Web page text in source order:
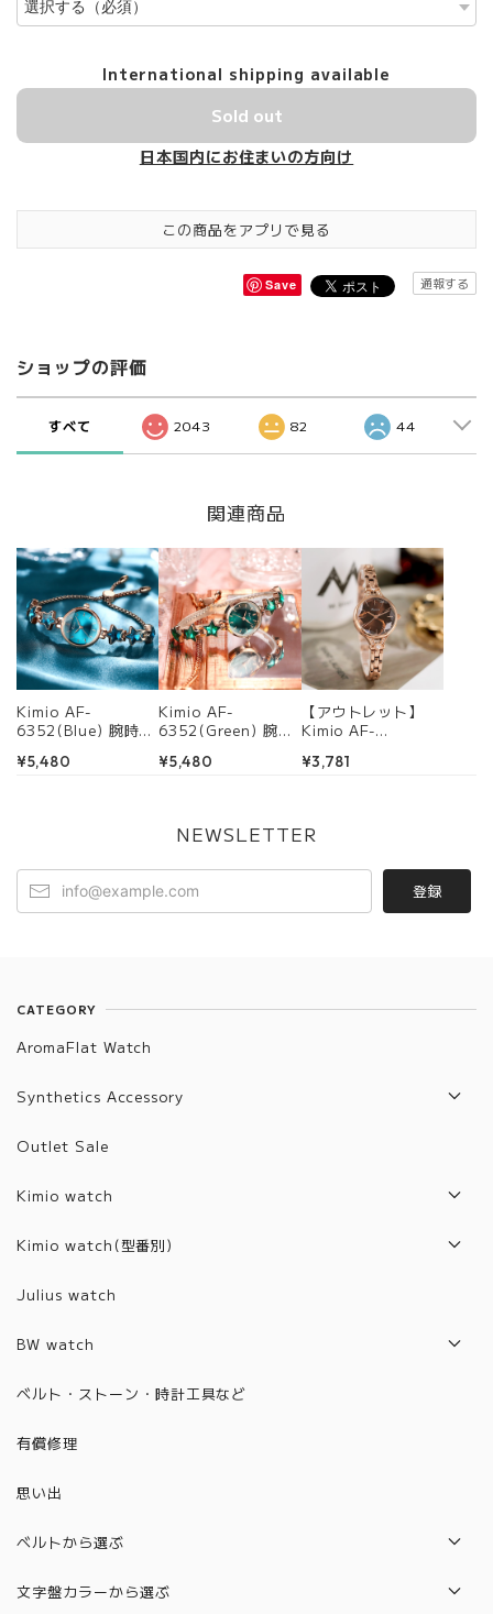
International shipping available
Sold out
日本国内にお住まいの方向け
この商品をアプリで見る
Save 通報する
ショップの評価
すべて 2043 82 44
関連商品
Kimio AF-
6352(Blue) 腕時
¥5,480
Kimio AF-
6352(Green) 腕時
¥5,480
【アウトレット】
Kimio AF-
計 レディース
¥3,781
NEWSLETTER
登録
CATEGORY
AromaFlat Watch
Synthetics Accessory
Artifact List
Outlet Sale
Kimio watch
2017年モデル
2021年モデル
2022年モデル
2023年モデル
2024年モデル
Kimio watch(型番別)
Z1001~2000
6301~6400
6401~6500
6501~6600
6601～6700
Julius watch
BW watch
2021年モデル
ベルト・ストーン・時計工具など
有償修理
思い出
ベルトから選ぶ
本革ベルト
文字盤カラーから選ぶ